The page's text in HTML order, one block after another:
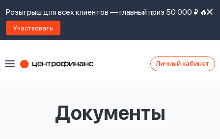
Розыгрыш для всех клиентов — главный приз 50 000 ₽ 🔥
Участвовать
Личный кабинет
Документы
ознакомлен